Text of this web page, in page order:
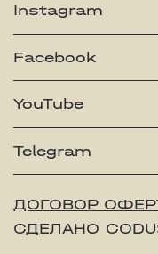
Instagram
Facebook
YouTube
Telegram
ДОГОВОР
СДЕЛАНО